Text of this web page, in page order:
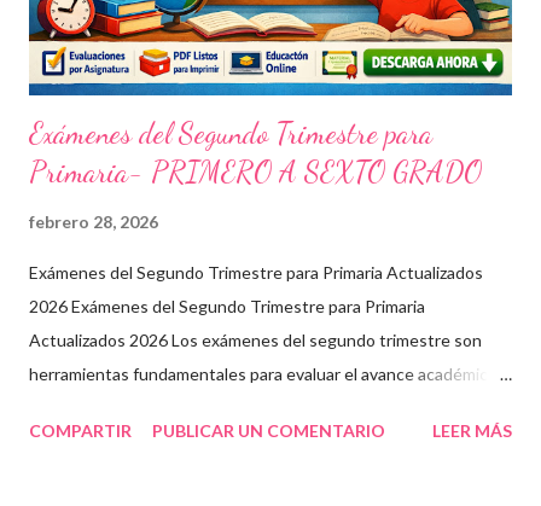
Exámenes del Segundo Trimestre para
Primaria- PRIMERO A SEXTO GRADO
febrero 28, 2026
Exámenes del Segundo Trimestre para Primaria Actualizados
2026 Exámenes del Segundo Trimestre para Primaria
Actualizados 2026 Los exámenes del segundo trimestre son
herramientas fundamentales para evaluar el avance académico
descargable en PDF, diseñado para docentes que buscan
COMPARTIR PUBLICAR UN COMENTARIO LEER MÁS